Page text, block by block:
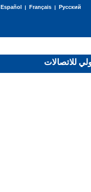
Español | Français| Русский
للاتصالات